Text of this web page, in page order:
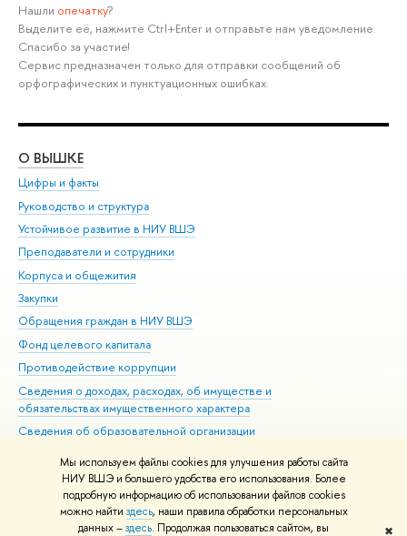
Мы используем файлы cookies для улучшения работы сайта
НИУ ВШЭ и большего удобства его использования. Более
подробную информацию об использовании файлов cookies
можно найти здесь, наши правила обработки персональных
данных –здесь. Продолжая пользоваться сайтом, вы ✖
Нашли опечатку?
Выделите её, нажмите Ctrl+Enter и отправьте нам уведомление.
Спасибо за участие!
Сервис предназначен только для отправки сообщений об
орфографических и пунктуационных ошибках.
О ВЫШКЕ
Цифры и факты
Руководство и структура
Устойчивое развитие в НИУ ВШЭ
Преподаватели и сотрудники
Корпуса и общежития
Закупки
Обращения граждан в НИУ ВШЭ
Фонд целевого капитала
Противодействие коррупции
Сведения о доходах, расходах, об имуществе и
обязательствах имущественного характера
Сведения об образовательной организации
Людям с ограниченными возможностями здоровья
Единая платежная страница
Работа в Вышке